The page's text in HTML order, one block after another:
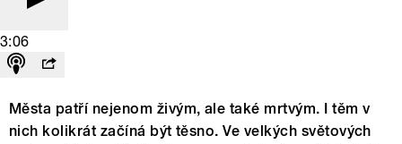
3:06
Města patří nejenom živým, ale také mrtvým. I těm v
nich kolikrát začíná být těsno. Ve velkých světových